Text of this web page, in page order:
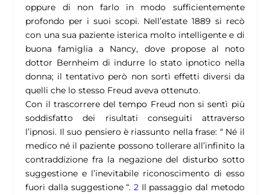
oppure di non farlo in modo sufficientemente
profondo per i suoi scopi. Nell’estate 1889 si recò
con una sua paziente isterica molto intelligente e di
buona famiglia a Nancy, dove propose al noto
dottor Bernheim di indurre lo stato ipnotico nella
donna; il tentativo però non sortì effetti diversi da
quelli che lo stesso Freud aveva ottenuto.
Con il trascorrere del tempo Freud non si sentì più
soddisfatto dei risultati conseguiti attraverso
l’ipnosi. Il suo pensiero è riassunto nella frase: “ Né il
medico né il paziente possono tollerare all’infinito la
contraddizione fra la negazione del disturbo sotto
suggestione e l’inevitabile riconoscimento di esso
fuori dalla suggestione “. 2 Il passaggio dal metodo